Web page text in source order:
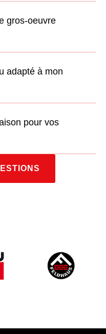
gros-oeuvre
adapté à mon
pour vos